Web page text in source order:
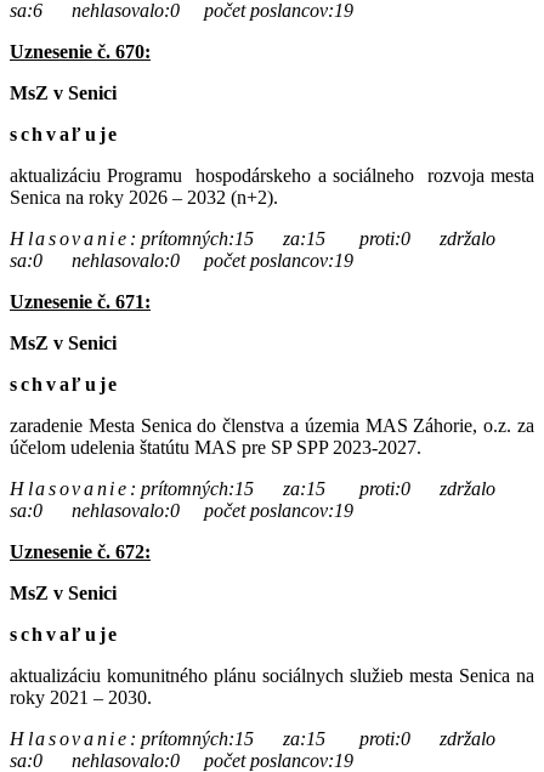
sa:6 nehlasovalo:0 počet poslancov:19
Uznesenie č. 670:
MsZ v Senici
schvaľuje
aktualizáciu Programu hospodárskeho a sociálneho rozvoja mesta
Senica na roky 2026 – 2032 (n+2).
Hlasovanie : prítomných:15 za:15 proti:0 zdržalo
sa:0 nehlasovalo:0 počet poslancov:19
Uznesenie č. 671:
MsZ v Senici
schvaľuje
zaradenie Mesta Senica do členstva a územia MAS Záhorie, o.z. za
účelom udelenia štatútu MAS pre SP SPP 2023-2027.
Hlasovanie : prítomných:15 za:15 proti:0 zdržalo
sa:0 nehlasovalo:0 počet poslancov:19
Uznesenie č. 672:
MsZ v Senici
schvaľuje
aktualizáciu komunitného plánu sociálnych služieb mesta Senica na
roky 2021 – 2030.
Hlasovanie : prítomných:15 za:15 proti:0 zdržalo
sa:0 nehlasovalo:0 počet poslancov:19